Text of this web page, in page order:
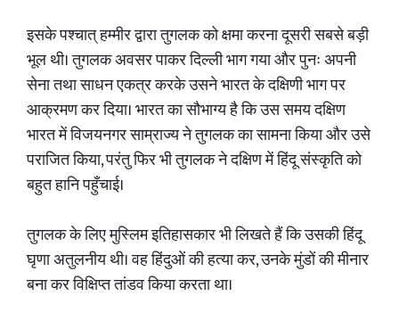
इसके पश्चात् हम्मीर द्वारा तुगलक को क्षमा करना दूसरी सबसे बड़ी
भूल थी। तुगलक अवसर पाकर दिल्ली भाग गया और पुनः अपनी
सेना तथा साधन एकत्र करके उसने भारत के दक्षिणी भाग पर
आक्रमण कर दिया। भारत का सौभाग्य है कि उस समय दक्षिण
भारत में विजयनगर साम्राज्य ने तुगलक का सामना किया और उसे
पराजित किया, परंतु फिर भी तुगलक ने दक्षिण में हिंदू संस्कृति को
बहुत हानि पहुँचाई।
तुगलक के लिए मुस्लिम इतिहासकार भी लिखते हैं कि उसकी हिंदू
घृणा अतुलनीय थी। वह हिंदुओं की हत्या कर, उनके मुंडों की मीनार
बना कर विक्षिप्त तांडव किया करता था।